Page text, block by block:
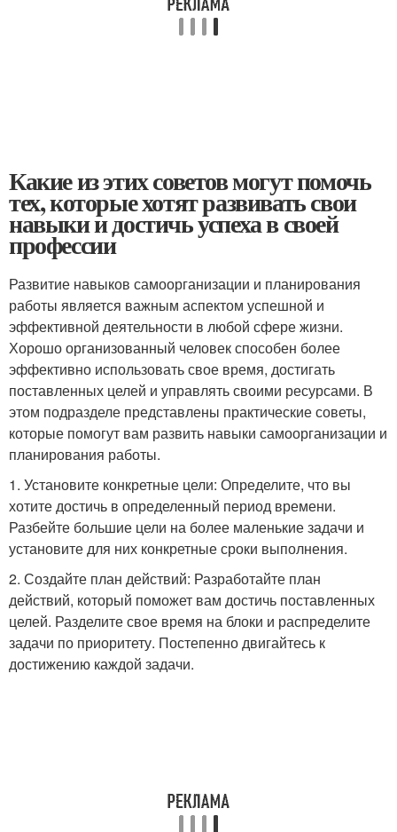
Какие из этих советов могут помочь
тех, которые хотят развивать свои
навыки и достичь успеха в своей
профессии
Развитие навыков самоорганизации и планирования
работы является важным аспектом успешной и
эффективной деятельности в любой сфере жизни.
Хорошо организованный человек способен более
эффективно использовать свое время, достигать
поставленных целей и управлять своими ресурсами. В
этом подразделе представлены практические советы,
которые помогут вам развить навыки самоорганизации и
планирования работы.
1. Установите конкретные цели: Определите, что вы
хотите достичь в определенный период времени.
Разбейте большие цели на более маленькие задачи и
установите для них конкретные сроки выполнения.
2. Создайте план действий: Разработайте план
действий, который поможет вам достичь поставленных
целей. Разделите свое время на блоки и распределите
задачи по приоритету. Постепенно двигайтесь к
достижению каждой задачи.